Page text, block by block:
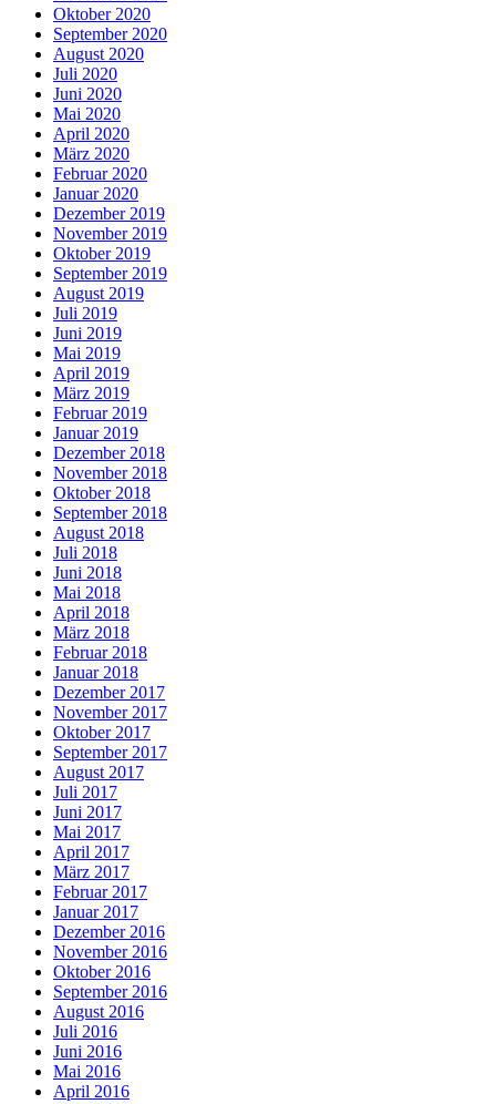
Oktober 2020
September 2020
August 2020
Juli 2020
Juni 2020
Mai 2020
April 2020
März 2020
Februar 2020
Januar 2020
Dezember 2019
November 2019
Oktober 2019
September 2019
August 2019
Juli 2019
Juni 2019
Mai 2019
April 2019
März 2019
Februar 2019
Januar 2019
Dezember 2018
November 2018
Oktober 2018
September 2018
August 2018
Juli 2018
Juni 2018
Mai 2018
April 2018
März 2018
Februar 2018
Januar 2018
Dezember 2017
November 2017
Oktober 2017
September 2017
August 2017
Juli 2017
Juni 2017
Mai 2017
April 2017
März 2017
Februar 2017
Januar 2017
Dezember 2016
November 2016
Oktober 2016
September 2016
August 2016
Juli 2016
Juni 2016
Mai 2016
April 2016